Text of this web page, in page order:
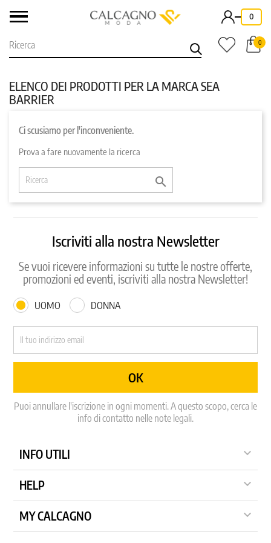
- 0
0
ELENCO DEI PRODOTTI PER LA MARCA SEA
BARRIER
Ci scusiamo per l'inconveniente.
Prova a fare nuovamente la ricerca

Iscriviti alla nostra Newsletter
Se vuoi ricevere informazioni su tutte le nostre offerte,
promozioni ed eventi, iscriviti alla nostra Newsletter!
UOMO DONNA
Puoi annullare l'iscrizione in ogni momenti. A questo scopo, cerca le
info di contatto nelle note legali.
INFO UTILI 
HELP 
MY CALCAGNO 